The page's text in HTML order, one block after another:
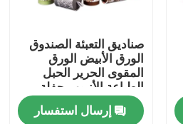
صناديق التعبئة الصندوق
الورق الأبيض الورق
المقوى الحرير الحبل
الطباعة الأنبوب حفلة
الزفاف الحزمة الهدية
الأنبوبإرسال استفسار